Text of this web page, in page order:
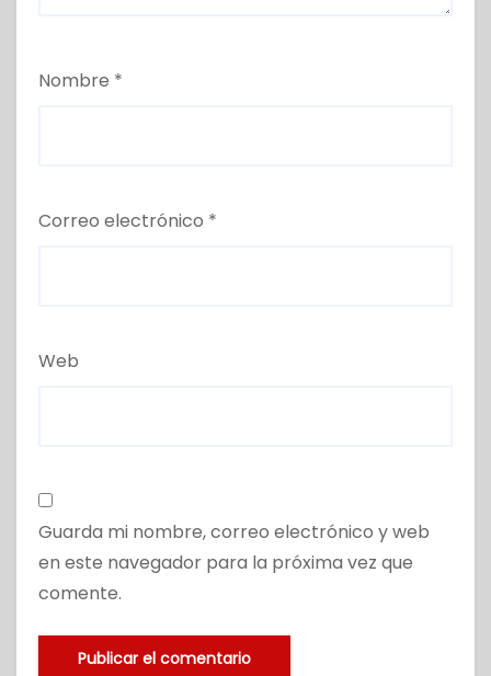
Nombre *
Correo electrónico *
Web
Guarda mi nombre, correo electrónico y web
en este navegador para la próxima vez que
comente.